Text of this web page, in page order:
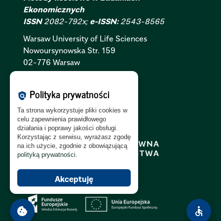
Ekonomicznych
ISSN2082-792x; e-ISSN: 2543-8565
Warsaw University of Life Sciences
Nowoursynowska Str. 159
02-776 Warsaw
Polityka Prywatności:PL
Polityka RODO:PL|EN
accessible
cookie
policy Polityka prywatności
Ta strona wykorzystuje pliki cookies w
celu zapewnienia prawidłowego
działania i poprawy jakości obsługi.
Korzystając z serwisu, wyrażasz zgodę
na ich użycie, zgodnie z obowiązującą
polityką prywatności
Akceptuję